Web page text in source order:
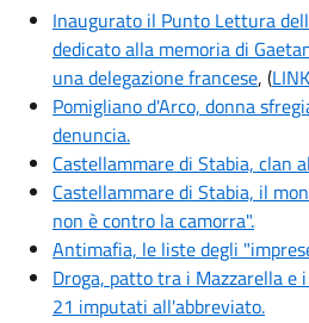
Inaugurato il Punto Lettura
dedicato alla memoria di
una delegazione francese, (
Pomigliano d'Arco, donna
denuncia.
Castellammare di Stabia, clan
Castellammare di Stabia, il
non è contro la camorra".
Antimafia, le liste degli
Droga, patto tra i Mazzarella e
21 imputati all'abbreviato.